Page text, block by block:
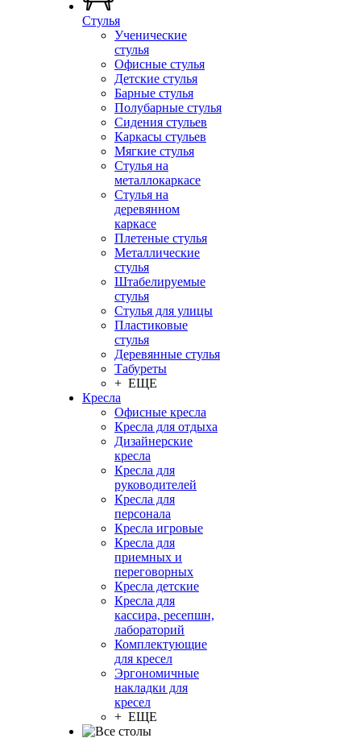
Стулья
Ученические
стулья
Офисные стулья
Детские стулья
Барные стулья
Полубарные стулья
Сидения стульев
Каркасы стульев
Мягкие стулья
Стулья на
металлокаркасе
Стулья на
деревянном
каркасе
Плетеные стулья
Металлические
стулья
Штабелируемые
стулья
Стулья для улицы
Пластиковые
стулья
Деревянные стулья
Табуреты
+ ЕЩЕ
Кресла
Офисные кресла
Кресла для отдыха
Дизайнерские
кресла
Кресла для
руководителей
Кресла для
персонала
Кресла игровые
Кресла для
приемных и
переговорных
Кресла детские
Кресла для
кассира, ресепшн,
лабораторий
Комплектующие
для кресел
Эргономичные
накладки для
кресел
+ ЕЩЕ